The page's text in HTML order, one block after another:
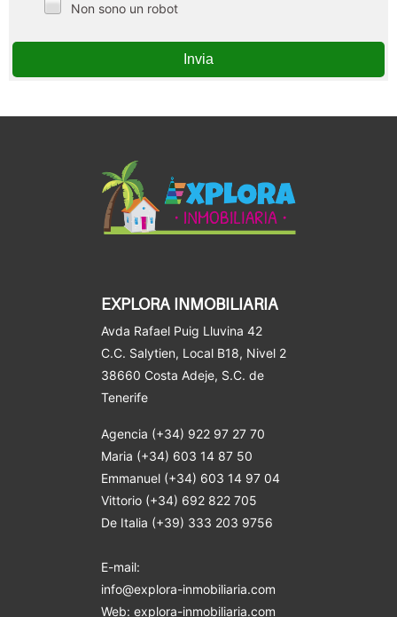
Non sono un robot
Invia
EXPLORA INMOBILIARIA
Avda Rafael Puig Lluvina 42
C.C. Salytien, Local B18, Nivel 2
38660 Costa Adeje, S.C. de
Tenerife
Agencia (+34) 922 97 27 70
Maria (+34) 603 14 87 50
Emmanuel (+34) 603 14 97 04
Vittorio (+34) 692 822 705
De Italia (+39) 333 203 9756
E-mail:
info@explora-inmobiliaria.com
Web: explora-inmobiliaria.com